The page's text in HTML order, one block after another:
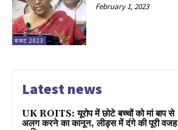
बजट 2023
February 1, 2023
Latest news
UK ROITS: यूरोप में छोटे बच्चों को मां बाप से
अलग करने का कानून, लीड्स में दंगे की पूरी वजह